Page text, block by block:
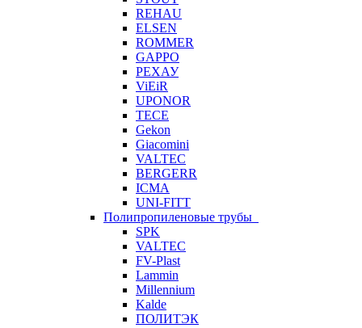
REHAU
ELSEN
ROMMER
GAPPO
РЕХАУ
ViEiR
UPONOR
TECE
Gekon
Giacomini
VALTEC
BERGERR
ICMA
UNI-FITT
Полипропиленовые трубы
SPK
VALTEC
FV-Plast
Lammin
Millennium
Kalde
ПОЛИТЭК